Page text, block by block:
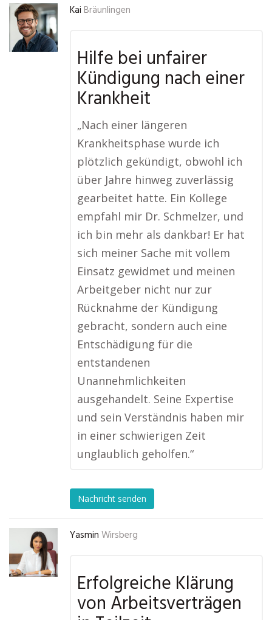
Kai Bräunlingen
Hilfe bei unfairer
Kündigung nach einer
Krankheit
„Nach einer längeren
Krankheitsphase wurde ich
plötzlich gekündigt, obwohl ich
über Jahre hinweg zuverlässig
gearbeitet hatte. Ein Kollege
empfahl mir Dr. Schmelzer, und
ich bin mehr als dankbar! Er hat
sich meiner Sache mit vollem
Einsatz gewidmet und meinen
Arbeitgeber nicht nur zur
Rücknahme der Kündigung
gebracht, sondern auch eine
Entschädigung für die
entstandenen
Unannehmlichkeiten
ausgehandelt. Seine Expertise
und sein Verständnis haben mir
in einer schwierigen Zeit
unglaublich geholfen.“
Nachricht senden
Yasmin Wirsberg
Erfolgreiche Klärung
von Arbeitsverträgen